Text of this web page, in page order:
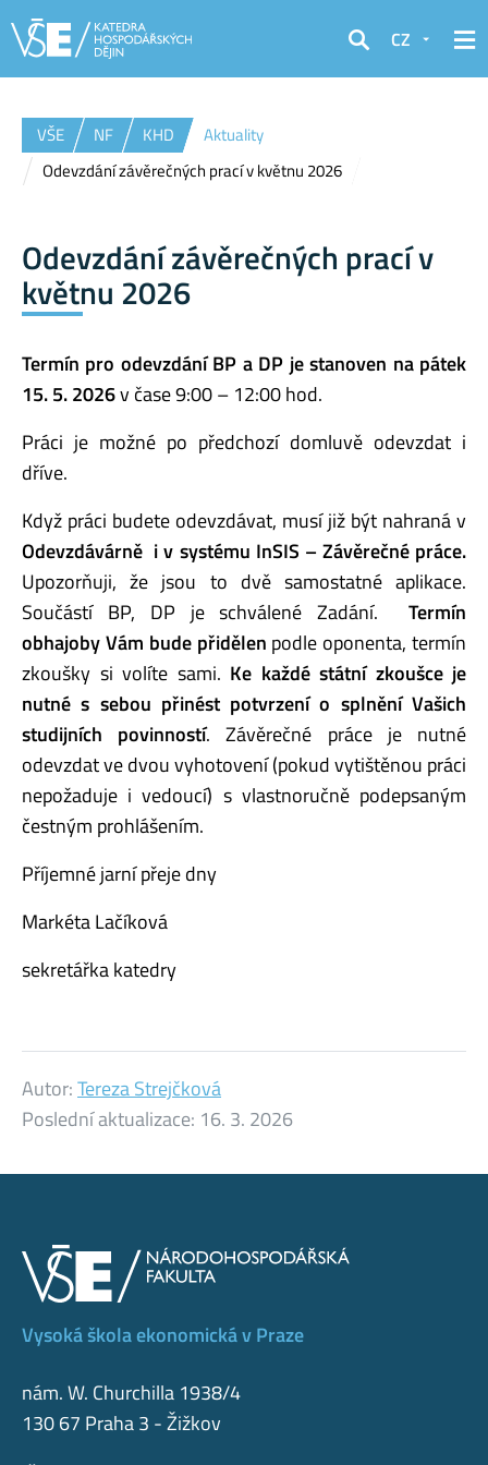
Hledat
CZ
VŠE NF KHD
Aktuality
Odevzdání závěrečných prací v květnu 2026
Odevzdání závěrečných prací v
květnu 2026
Termín pro odevzdání BP a DP je stanoven na pátek
15. 5. 2026v čase 9:00 – 12:00 hod.
Práci je možné po předchozí domluvě odevzdat i
dříve.
Když práci budete odevzdávat, musí již být nahraná v
Odevzdávárně i v systému InSIS – Závěrečné práce.
Upozorňuji, že jsou to dvě samostatné aplikace.
Součástí BP, DP je schválené Zadání. Termín
obhajoby Vám bude přidělen podle oponenta, termín
zkoušky si volíte sami. Ke každé státní zkoušce je
nutné s sebou přinést potvrzení o splnění Vašich
studijních povinností. Závěrečné práce je nutné
odevzdat ve dvou vyhotovení (pokud vytištěnou práci
nepožaduje i vedoucí) s vlastnoručně podepsaným
čestným prohlášením.
Příjemné jarní přeje dny
Markéta Lačíková
sekretářka katedry
Autor:Tereza Strejčková
Poslední aktualizace: 16. 3. 2026
Vysoká škola ekonomická v Praze
nám. W. Churchilla 1938/4
130 67 Praha 3 - Žižkov